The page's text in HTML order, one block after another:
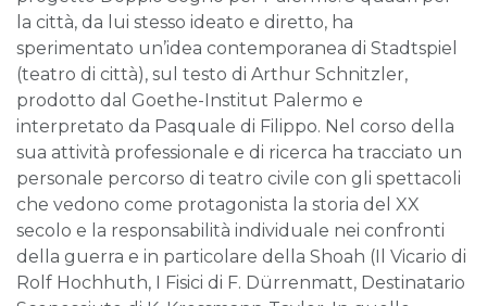
la città, da lui stesso ideato e diretto, ha
sperimentato un’idea contemporanea di Stadtspiel
(teatro di città), sul testo di Arthur Schnitzler,
prodotto dal Goethe-Institut Palermo e
interpretato da Pasquale di Filippo. Nel corso della
sua attività professionale e di ricerca ha tracciato un
personale percorso di teatro civile con gli spettacoli
che vedono come protagonista la storia del XX
secolo e la responsabilità individuale nei confronti
della guerra e in particolare della Shoah (Il Vicario di
Rolf Hochhuth, I Fisici di F. Dürrenmatt, Destinatario